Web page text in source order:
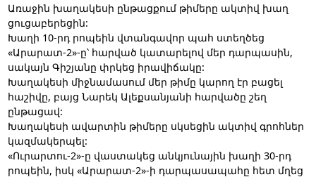
Առաջին խաղակեսի ընթացքում թիմերը ակտիվ խաղ
ցուցաբերեցին:
Խաղի 10-րդ րոպեին վտանգավոր պահ ստեղծեց
«Արարատ-2»-ը՝ հարված կատարելով մեր դարպասին,
սակայն Գիշյանը փրկեց իրավիճակը:
Խաղակեսի միջնամասում մեր թիմը կարող էր բացել
հաշիվը, բայց Նարեկ Ալեքսանյանի հարվածը շեղ
ընթացավ:
Խաղակեսի ավարտին թիմերը սկսեցին ակտիվ գրոհներ
կազմակերպել:
«Ուրարտու-2»-ը վաստակեց անկյունային խաղի 30-րդ
րոպեին, իսկ «Արարատ-2»-ի դարպասապահը հետ մղեց